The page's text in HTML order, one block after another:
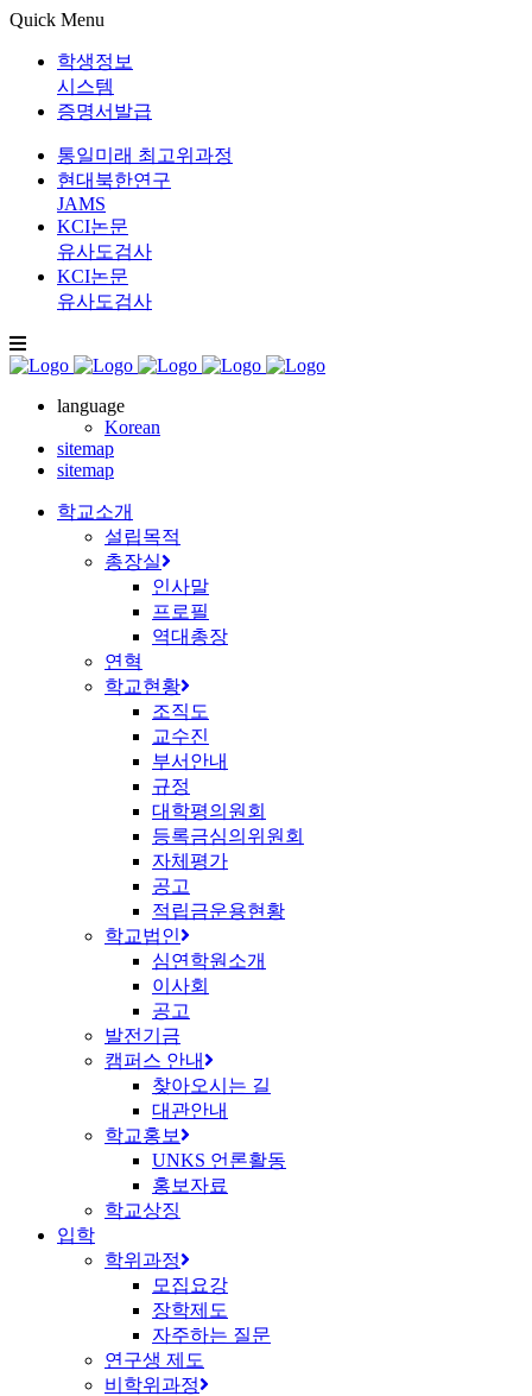
Quick Menu
학생정보
시스템
증명서발급
통일미래 최고위과정
현대북한연구
JAMS
KCI논문
유사도검사
KCI논문
유사도검사
language
Korean
sitemap
sitemap
학교소개
설립목적
총장실
인사말
프로필
역대총장
연혁
학교현황
조직도
교수진
부서안내
규정
대학평의원회
등록금심의위원회
자체평가
공고
적립금운용현황
학교법인
심연학원소개
이사회
공고
발전기금
캠퍼스 안내
찾아오시는 길
대관안내
학교홍보
UNKS 언론활동
홍보자료
학교상징
입학
학위과정
모집요강
장학제도
자주하는 질문
연구생 제도
비학위과정